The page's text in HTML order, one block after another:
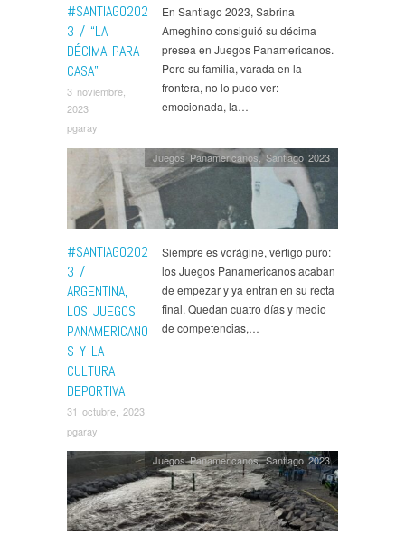
#SANTIAGO202
3 / “LA
DÉCIMA PARA
CASA”
3 noviembre,
2023
pgaray
En Santiago 2023, Sabrina
Ameghino consiguió su décima
presea en Juegos Panamericanos.
Pero su familia, varada en la
frontera, no lo pudo ver:
emocionada, la…
#SANTIAGO202
3 /
ARGENTINA,
LOS JUEGOS
PANAMERICANO
S Y LA
CULTURA
DEPORTIVA
31 octubre, 2023
pgaray
Juegos Panamericanos,Santiago 2023
Siempre es vorágine, vértigo puro:
los Juegos Panamericanos acaban
de empezar y ya entran en su recta
final. Quedan cuatro días y medio
de competencias,…
Juegos Panamericanos,Santiago 2023